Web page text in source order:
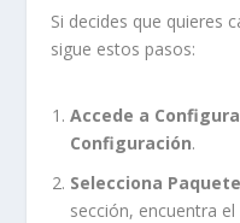
Si decides que quieres
sigue estos pasos:
Accede a
Configuración.
Selecciona
sección, encuentra